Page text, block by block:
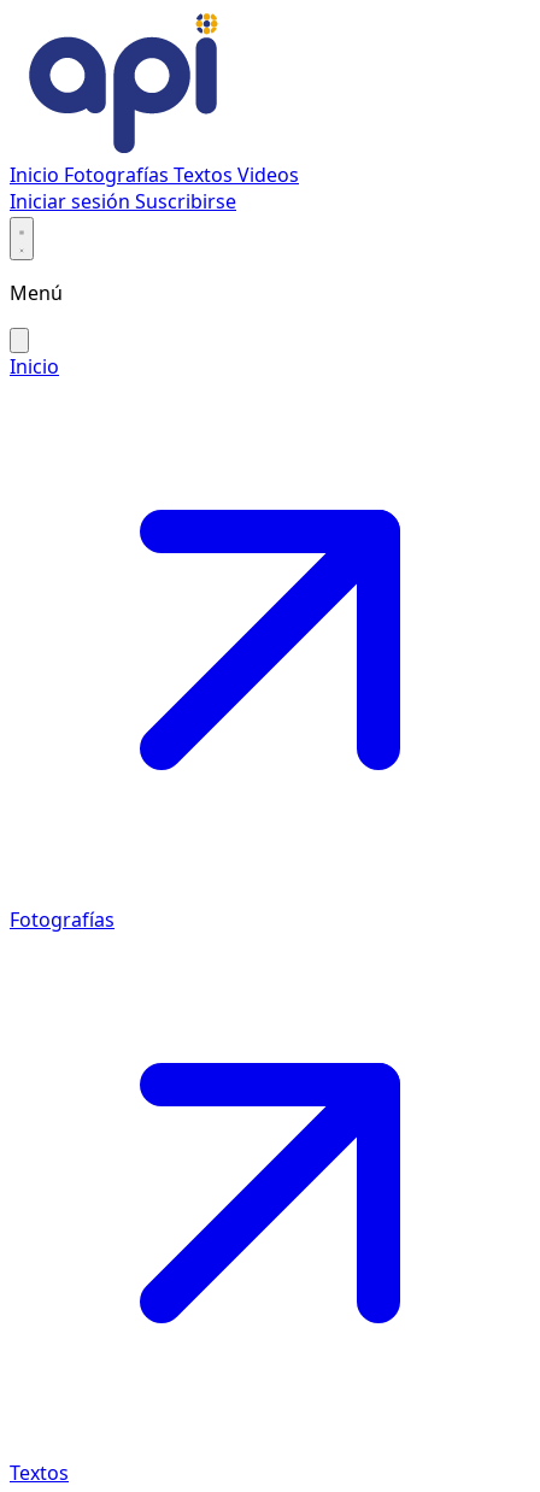
Inicio Fotografías Textos Videos
Iniciar sesión Suscribirse
Menú
Inicio
Fotografías
Textos